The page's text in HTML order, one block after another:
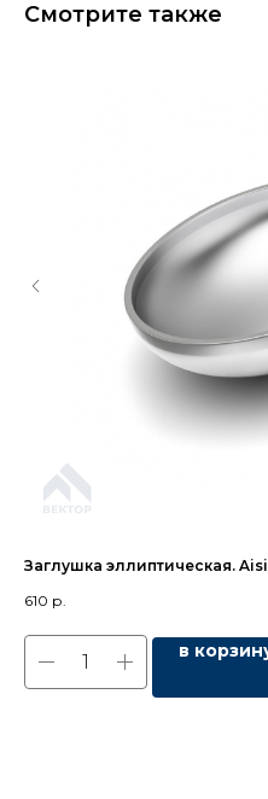
Смотрите также
Заглушка эллиптическая. Aisi
610 р.
в